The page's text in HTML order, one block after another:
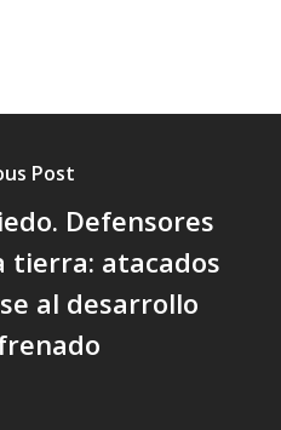
Post
Defensores
tierra: atacados
al desarrollo